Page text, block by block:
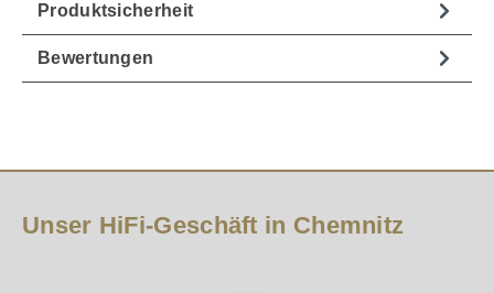
Produktsicherheit
Bewertungen
Unser HiFi-Geschäft in Chemnitz